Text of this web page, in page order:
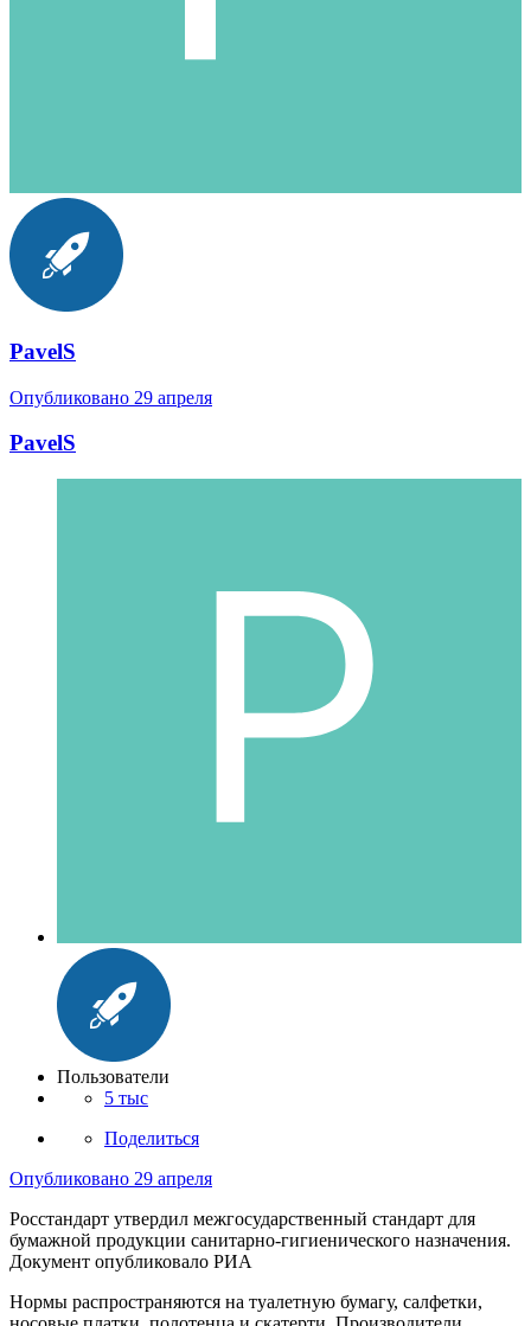
PavelS
Опубликовано 29 апреля
PavelS
Пользователи
5 тыс
Поделиться
Опубликовано 29 апреля
Росстандарт утвердил межгосударственный стандарт для
бумажной продукции санитарно-гигиенического назначения.
Документ опубликовало РИА
Нормы распространяются на туалетную бумагу, салфетки,